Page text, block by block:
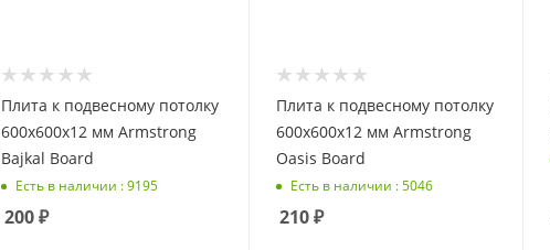
Плита к подвесному потолку
600х600х12 мм Armstrong
Bajkal Board
Есть в наличии : 9195
200₽
Плита к подвесному потолку
600х600х12 мм Armstrong
Oasis Board
Есть в наличии : 5046
210₽